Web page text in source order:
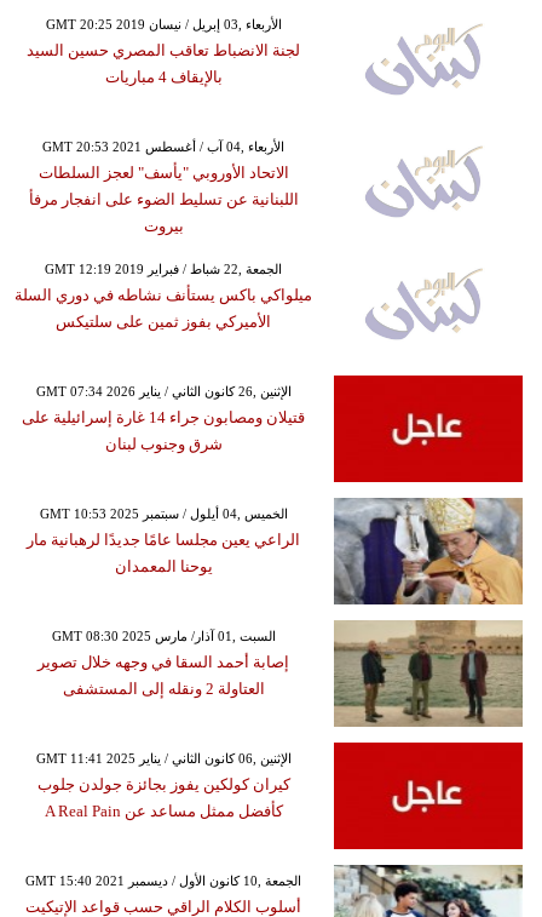
GMT 20:25 2019 الأربعاء ,03 إبريل / نيسان
لجنة الانضباط تعاقب المصري حسين السيد
بالإيقاف 4 مباريات
GMT 20:53 2021 الأربعاء ,04 آب / أغسطس
الاتحاد الأوروبي "يأسف" لعجز السلطات
اللبنانية عن تسليط الضوء على انفجار مرفأ
بيروت
GMT 12:19 2019 الجمعة ,22 شباط / فبراير
ميلواكي باكس يستأنف نشاطه في دوري السلة
الأميركي بفوز ثمين على سلتيكس
GMT 07:34 2026 الإثنين ,26 كانون الثاني / يناير
قتيلان ومصابون جراء 14 غارة إسرائيلية على
شرق وجنوب لبنان
GMT 10:53 2025 الخميس ,04 أيلول / سبتمبر
الراعي يعين مجلسا عامًا جديدًا لرهبانية مار
يوحنا المعمدان
GMT 08:30 2025 السبت ,01 آذار/ مارس
إصابة أحمد السقا في وجهه خلال تصوير
العتاولة 2 ونقله إلى المستشفى
GMT 11:41 2025 الإثنين ,06 كانون الثاني / يناير
كيران كولكين يفوز بجائزة جولدن جلوب
كأفضل ممثل مساعد عن A Real Pain
GMT 15:40 2021 الجمعة ,10 كانون الأول / ديسمبر
أسلوب الكلام الراقي حسب قواعد الإتيكيت